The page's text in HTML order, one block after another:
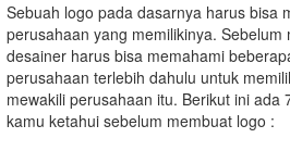
Sebuah logo pada dasarnya harus bisa
perusahaan yang memilikinya. Sebelum
desainer harus bisa memahami
perusahaan terlebih dahulu untuk
mewakili perusahaan itu. Berikut ini ada
kamu ketahui sebelum membuat logo :